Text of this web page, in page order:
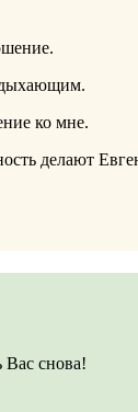
ко мне.
делают
Вас снова!